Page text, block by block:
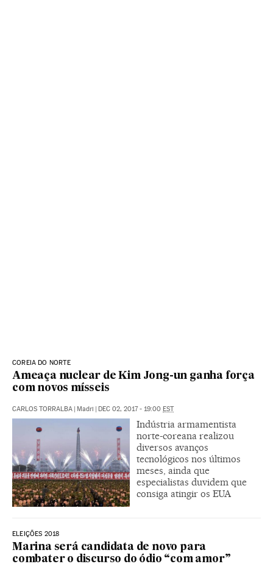
COREIA DO NORTE
Ameaça nuclear de Kim Jong-un ganha força
com novos mísseis
CARLOS TORRALBA Madri DEC 02, 2017 - 19:00 EST
Indústria armamentista
norte-coreana realizou
diversos avanços
tecnológicos nos últimos
meses, ainda que
especialistas duvidem que
consiga atingir os EUA
ELEIÇÕES 2018
Marina será candidata de novo para
combater o discurso do ódio “com amor”